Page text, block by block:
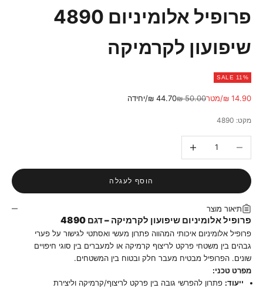
פרופיל אלומיניום 4890
שיפועון לקרמיקה
SALE 11%
מחיר מבצע
14.90 ₪/מטר מחיר רגיל
50.00 ₪ 44.70 ₪/יחידה
מקט: 4890
הוסף לעגלה
תיאור מוצר
פרופיל אלומיניום שיפועון לקרמיקה – דגם 4890
פרופיל אלומיניום איכותי המהווה פתרון מעשי ואסתטי לגישור על פערי
גבהים בין משטחי פרקט לריצוף קרמיקה או למעברים בין סוגי חיפויים
שונים. הפרופיל מבטיח מעבר חלק ובטוח בין המשטחים.
מפרט טכני:
ייעוד: פתרון להפרשי גובה בין פרקט לריצוף/קרמיקה וליצירת